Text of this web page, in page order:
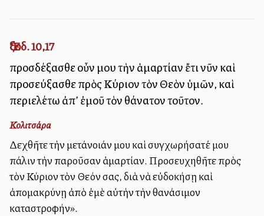
Ἔξοδ. 10,17
προσδέξασθε οὖν μου τὴν ἁμαρτίαν ἔτι νῦν καὶ
προσεύξασθε πρὸς Κύριον τὸν Θεὸν ὑμῶν, καὶ
περιελέτω ἀπ’ ἐμοῦ τὸν θάνατον τοῦτον.
Κολιτσάρα
Δεχθῆτε τὴν μετάνοιάν μου καὶ συγχωρήσατέ μου
πάλιν τὴν παροῦσαν ἁμαρτίαν. Προσευχηθῆτε πρὸς
τὸν Κύριον τὸν Θεόν σας, διὰ νὰ εὐδοκήσῃ καὶ
ἀπομακρύνῃ ἀπὸ ἐμὲ αὐτὴν τὴν θανάσιμον
καταστροφήν».